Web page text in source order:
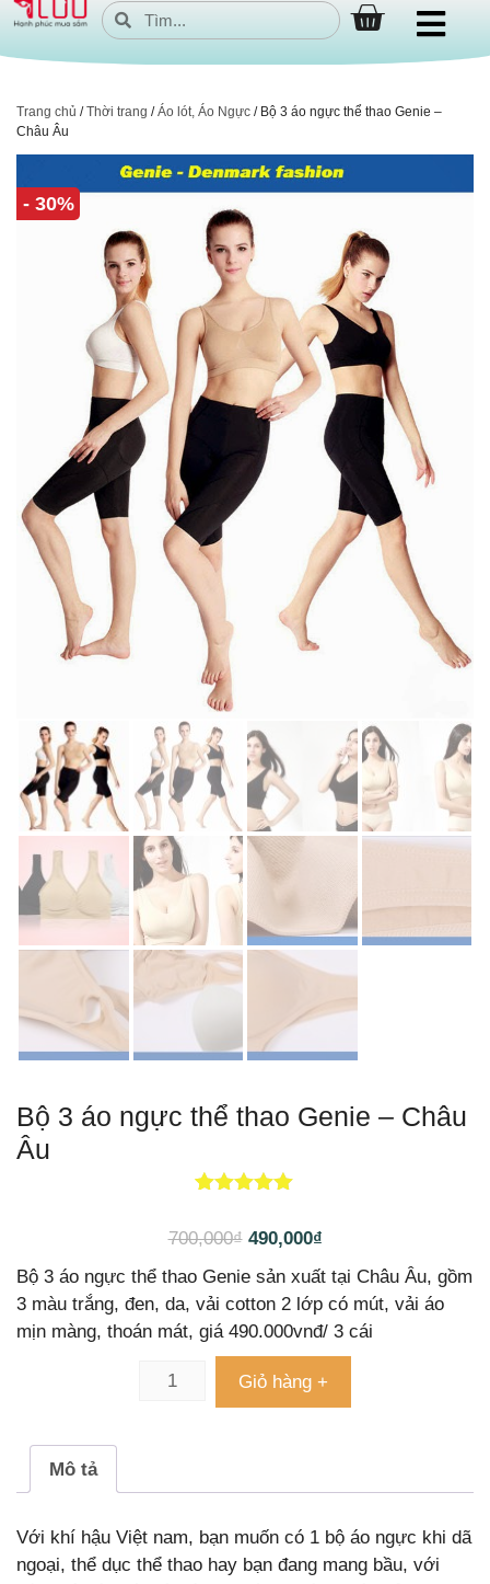
Trang chủ /Thời trang /Áo lót, Áo Ngực / Bộ 3 áo ngực thể thao Genie –
Châu Âu
- 30%
Bộ 3 áo ngực thể thao Genie – Châu
Âu
đánh giá
700,000₫ 490,000₫
Bộ 3 áo ngực thể thao Genie sản xuất tại Châu Âu, gồm
3 màu trắng, đen, da, vải cotton 2 lớp có mút, vải áo
mịn màng, thoán mát, giá 490.000vnđ/ 3 cái
Giỏ hàng +
Mô tả
Với khí hậu Việt nam, bạn muốn có 1 bộ áo ngực khi dã
ngoại, thể dục thể thao hay bạn đang mang bầu, với